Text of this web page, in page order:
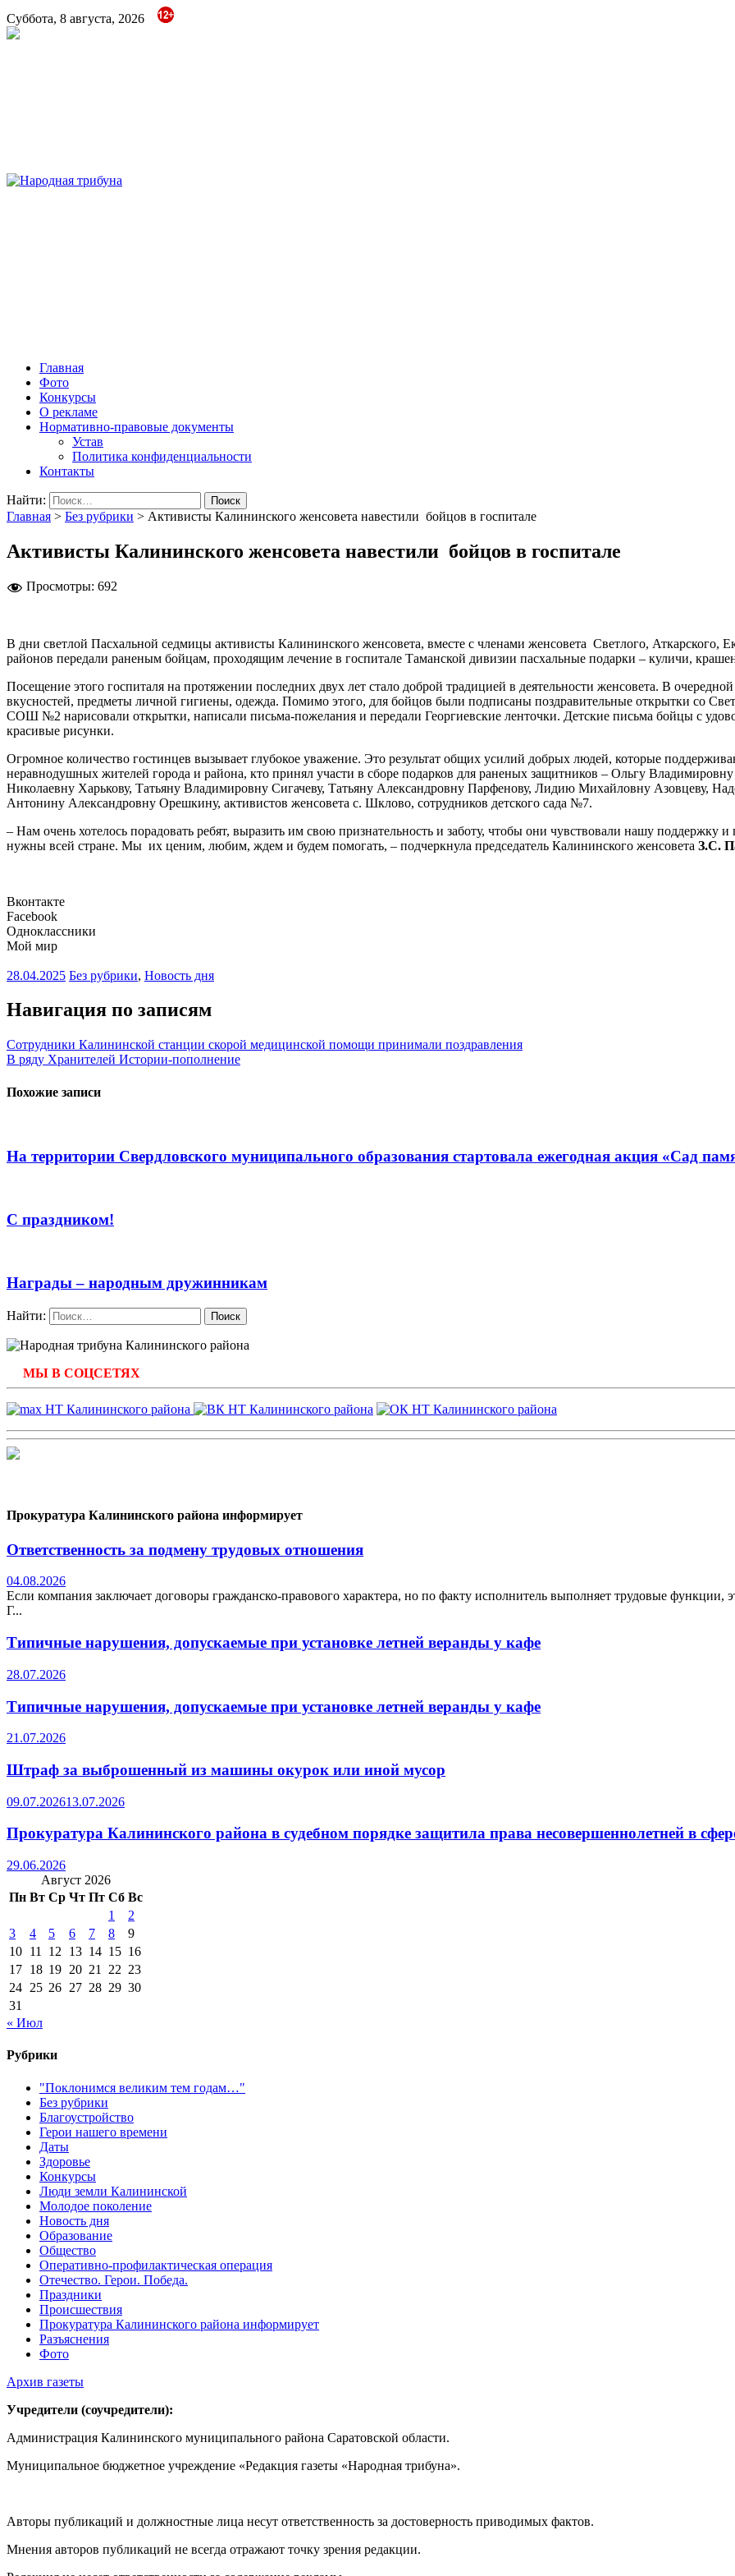
Суббота, 8 августа, 2026
Главная
Фото
Конкурсы
О рекламе
Нормативно-правовые документы
Устав
Политика конфиденциальности
Контакты
Найти:
Главная > Без рубрики > Активисты Калининского женсовета навестили бойцов в госпитале
Активисты Калининского женсовета навестили бойцов в госпитале
Просмотры: 692
В дни светлой Пасхальной седмицы активисты Калининского женсовета, вместе с членами женсовета Светлого, Аткарского,
районов передали раненым бойцам, проходящим лечение в госпитале Таманской дивизии пасхальные подарки – куличи,
Посещение этого госпиталя на протяжении последних двух лет стало доброй традицией в деятельности женсовета. В
вкусностей, предметы личной гигиены, одежда. Помимо этого, для бойцов были подписаны поздравительные открытки со
СОШ №2 нарисовали открытки, написали письма-пожелания и передали Георгиевские ленточки. Детские письма бойцы с
красивые рисунки.
Огромное количество гостинцев вызывает глубокое уважение. Это результат общих усилий добрых людей, которые
неравнодушных жителей города и района, кто принял участи в сборе подарков для раненых защитников – Ольгу
Николаевну Харькову, Татьяну Владимировну Сигачеву, Татьяну Александровну Парфенову, Лидию Михайловну Азовцеву,
Антонину Александровну Орешкину, активистов женсовета с. Шклово, сотрудников детского сада №7.
– Нам очень хотелось порадовать ребят, выразить им свою признательность и заботу, чтобы они чувствовали нашу
нужны всей стране. Мы их ценим, любим, ждем и будем помогать, – подчеркнула председатель Калининского женсовета З.С.
Вконтакте
Facebook
Одноклассники
Мой мир
28.04.2025 Без рубрики, Новость дня
Навигация по записям
Сотрудники Калининской станции скорой медицинской помощи принимали поздравления
В ряду Хранителей Истории-пополнение
Похожие записи
На территории Свердловского муниципального образования стартовала ежегодная акция «Сад
С праздником!
Награды – народным дружинникам
Найти:
МЫ В СОЦСЕТЯХ
Прокуратура Калининского района информирует
Ответственность за подмену трудовых отношения
04.08.2026
Если компания заключает договоры гражданско-правового характера, но по факту исполнитель выполняет трудовые функции,
Г...
Типичные нарушения, допускаемые при установке летней веранды у кафе
28.07.2026
Типичные нарушения, допускаемые при установке летней веранды у кафе
21.07.2026
Штраф за выброшенный из машины окурок или иной мусор
09.07.202613.07.2026
Прокуратура Калининского района в судебном порядке защитила права несовершеннолетней в
29.06.2026
Август 2026
Пн Вт Ср Чт Пт Сб Вс
1
2
3
4 5 6 7 8
9
10 11 12 13 14 15 16
17 18 19 20 21 22 23
24 25 26 27 28 29 30
31
« Июл
Рубрики
"Поклонимся великим тем годам…"
Без рубрики
Благоустройство
Герои нашего времени
Даты
Здоровье
Конкурсы
Люди земли Калининской
Молодое поколение
Новость дня
Образование
Общество
Оперативно-профилактическая операция
Отечество. Герои. Победа.
Праздники
Происшествия
Прокуратура Калининского района информирует
Разъяснения
Фото
Архив газеты
Учредители (соучредители):
Администрация Калининского муниципального района Саратовской области.
Муниципальное бюджетное учреждение «Редакция газеты «Народная трибуна».
Авторы публикаций и должностные лица несут ответственность за достоверность приводимых фактов.
Мнения авторов публикаций не всегда отражают точку зрения редакции.